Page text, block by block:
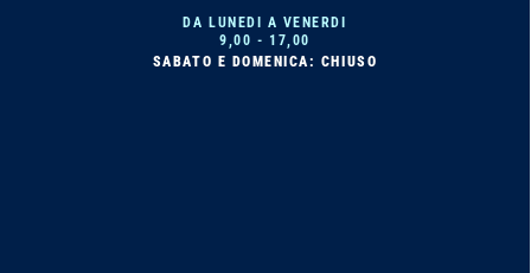
DA LUNEDI A VENERDI
9,00 - 17,00
SABATO E DOMENICA: CHIUSO